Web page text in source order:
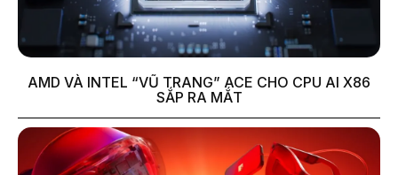
AMD VÀ INTEL “VŨ TRANG” ACE CHO CPU AI X86
SẮP RA MẮT